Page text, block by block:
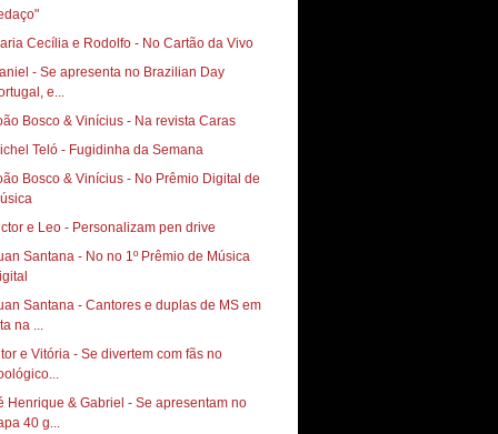
Cecília e Rodolfo - No Cartão da Vivo
- Se apresenta no Brazilian Day
e...
Bosco & Vinícius - Na revista Caras
Teló - Fugidinha da Semana
Bosco & Vinícius - No Prêmio Digital de
e Leo - Personalizam pen drive
Santana - No no 1º Prêmio de Música
Santana - Cantores e duplas de MS em
na ...
e Vitória - Se divertem com fãs no
Henrique & Gabriel - Se apresentam no
40 g...